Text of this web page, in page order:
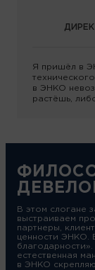
Я пришёл в
в ЭНКО
растёшь,
В этом слогане
выстраиваем
партнеры,
ценности ЭНКО.
естественная
в ЭНКО